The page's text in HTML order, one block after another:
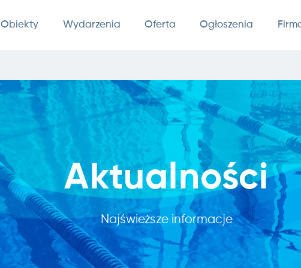
Obiekty Wydarzenia Oferta Ogłoszenia
Aktualności
Najświeższe informacje